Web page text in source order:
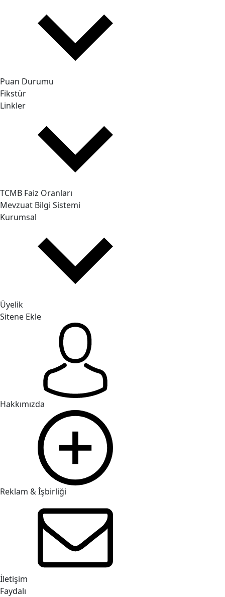
Puan Durumu
Fikstür
Linkler
TCMB Faiz Oranları
Mevzuat Bilgi Sistemi
Kurumsal
Üyelik
Sitene Ekle
Hakkımızda
Reklam & İşbirliği
İletişim
Faydalı